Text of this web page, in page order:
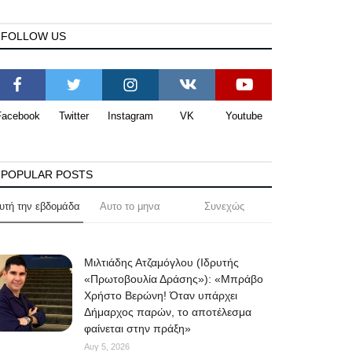
FOLLOW US
Twitter Instagram VK Youtube
POPULAR POSTS
την εβδομάδα Αυτο το μηνα Συνεχώς
Μιλτιάδης Ατζαμόγλου (Ιδρυτής
«Πρωτοβουλία Δράσης»): «Μπράβο
Χρήστο Βερώνη! Όταν υπάρχει
Δήμαρχος παρών, το αποτέλεσμα
φαίνεται στην πράξη»
Αυγ 5, 2026